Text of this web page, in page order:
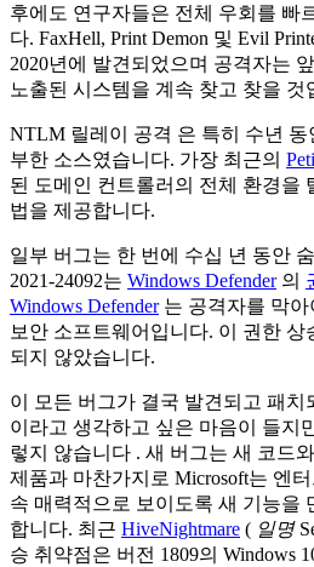
후에도 연구자들은 전체 우회를 빠
다. FaxHell, Print Demon 및 Evil
2020년에 발견되었으며 공격자는
노출된 시스템을 계속 찾고 찾을 것
NTLM 릴레이 공격 은 특히 ​​수년
부한 소스였습니다. 가장 최근의
된 도메인 컨트롤러의 전체 환경을
법을 제공합니다.
일부 버그는 한 번에 수십 년 동안
2021-24092는 Windows Defender의
Windows Defender는 공격자를 막아
보안 소프트웨어입니다. 이 권한 상
되지 않았습니다.
이 모든 버그가 결국 발견되고 패치
이라고 생각하고 싶은 마음이 들지
렇지 않습니다 . 새 버그는 새 코드
제품과 마찬가지로 Microsoft는 엔
속 매력적으로 보이도록 새 기능을
합니다. 최근 HiveNightmare ( 일명
승 취약점은 버전 1809의 Windows